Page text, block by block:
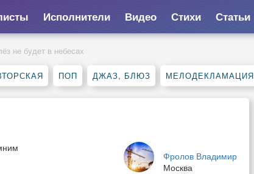
Исполнители Видео Стихи Статьи
не будет в небесах
ПОП ДЖАЗ, БЛЮЗ МЕЛОДЕКЛАМАЦИЯ
Фролов Владимир
Москва